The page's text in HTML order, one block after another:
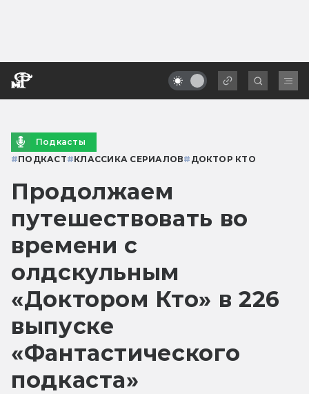
Подкасты
#ПОДКАСТ#КЛАССИКА СЕРИАЛОВ# ДОКТОР КТО
Продолжаем
путешествовать во
времени с
олдскульным
«Доктором Кто» в 226
выпуске
«Фантастического
подкаста»